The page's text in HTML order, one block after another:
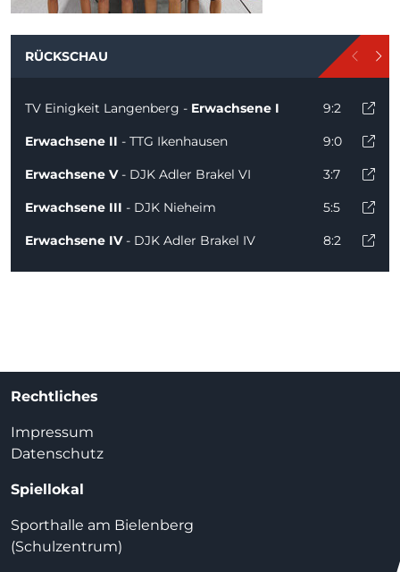
RÜCKSCHAU
TV Einigkeit Langenberg - Erwachsene I 9:2
Erwachsene II - TTG Ikenhausen 9:0
Erwachsene V- DJK Adler Brakel VI 3:7
Erwachsene III - DJK Nieheim 5:5
Erwachsene IV- DJK Adler Brakel IV 8:2
Spiellokal
Sporthalle am Bielenberg
(Schulzentrum)
Rechtliches
Impressum
Datenschutz